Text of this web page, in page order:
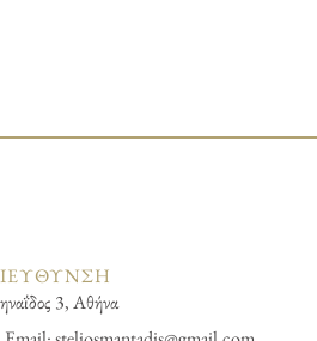
3, Αθήνα